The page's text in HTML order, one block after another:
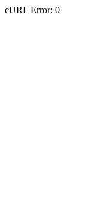
cURL Error: 0